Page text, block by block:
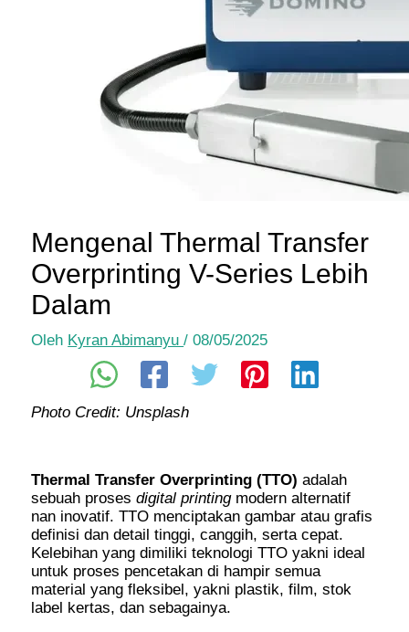
Mengenal Thermal Transfer
Overprinting V-Series Lebih
Dalam
Oleh Kyran Abimanyu/08/05/2025
Photo Credit: Unsplash
Thermal Transfer Overprinting (TTO) adalah
sebuah prosesdigital printingmodern alternatif
nan inovatif. TTO menciptakan gambar atau grafis
definisi dan detail tinggi, canggih, serta cepat.
Kelebihan yang dimiliki teknologi TTO yakni ideal
untuk proses pencetakan di hampir semua
material yang fleksibel, yakni plastik, film, stok
label kertas, dan sebagainya.